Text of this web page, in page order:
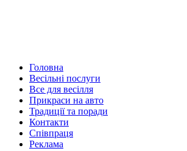
Головна
Весільні послуги
Все для весілля
Прикраси на авто
Традиції та поради
Контакти
Співпраця
Реклама